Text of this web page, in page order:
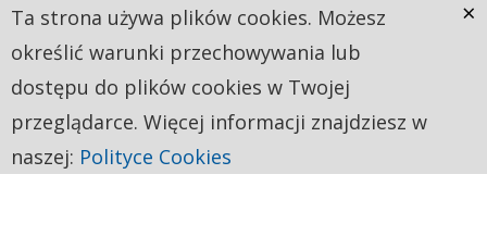
Ta strona używa plików cookies. Możesz
określić warunki przechowywania lub
dostępu do plików cookies w Twojej
przeglądarce. Więcej informacji znajdziesz w
naszej: Polityce Cookies
×